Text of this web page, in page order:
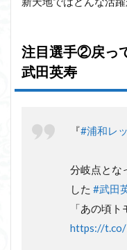
注目選手②戻っ
武田英寿
『#浦和レ
分岐点とな
した #武田
「あの頃ト
https://t.co/